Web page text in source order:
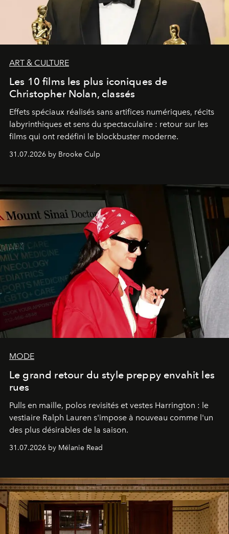
ART & CULTURE
Les 10 films les plus iconiques de
Christopher Nolan, classés
Effets spéciaux réalisés sans artifices numériques, récits
labyrinthiques et sens du spectaculaire : retour sur les
films qui ont redéfini le blockbuster moderne.
31.07.2026 by Brooke Culp
MODE
Le grand retour du style preppy envahit les
rues
Pulls en maille, polos revisités et vestes Harrington : le
vestiaire Ralph Lauren s'impose à nouveau comme l'un
des plus désirables de la saison.
31.07.2026 by Mélanie Read